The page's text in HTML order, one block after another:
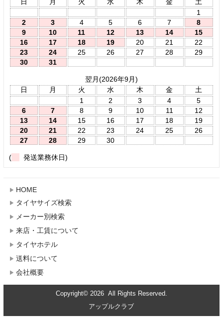
1
2
3 4 5 6 7
8
9
10 11 12 13 14
15
16
17 18 19 20 21
22
23
24 25 26 27 28
29
30
31
翌月(2026年9月)
日
月 火 水 木 金
土
1
2 3 4
5
6
7 8 9 10 11
12
13
14 15 16 17 18
19
20
21 22 23 24 25
26
27
28 29 30
( 発送業務休日)
HOME
タイヤサイズ検索
メーカー別検索
来店・工賃について
タイヤホテル
送料について
会社概要
Copyright© 2026 All Rights Reserved.
アップルクラブ